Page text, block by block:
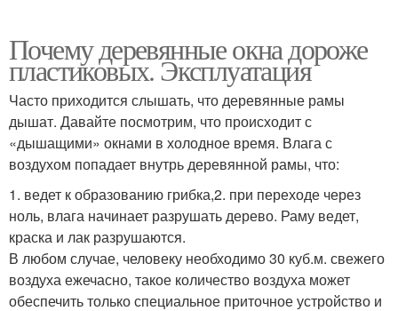
Почему деревянные окна дороже
пластиковых. Эксплуатация
Часто приходится слышать, что деревянные рамы
дышат. Давайте посмотрим, что происходит с
«дышащими» окнами в холодное время. Влага с
воздухом попадает внутрь деревянной рамы, что:
1. ведет к образованию грибка,2. при переходе через
ноль, влага начинает разрушать дерево. Раму ведет,
краска и лак разрушаются.
В любом случае, человеку необходимо 30 куб.м. свежего
воздуха ежечасно, такое количество воздуха может
обеспечить только специальное приточное устройство и